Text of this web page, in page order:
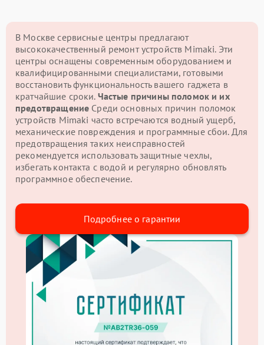
В Москве сервисные центры предлагают
высококачественный ремонт устройств Mimaki. Эти
центры оснащены современным оборудованием и
квалифицированными специалистами, готовыми
восстановить функциональность вашего гаджета в
кратчайшие сроки. Частые причины поломок и их
предотвращение Среди основных причин поломок
устройств Mimaki часто встречаются водный ущерб,
механические повреждения и программные сбои. Для
предотвращения таких неисправностей
рекомендуется использовать защитные чехлы,
избегать контакта с водой и регулярно обновлять
программное обеспечение.
Подробнее о гарантии